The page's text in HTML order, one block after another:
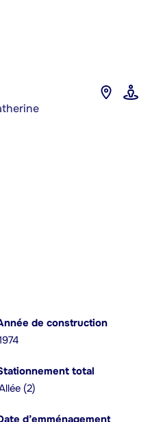
de construction
total
(2)
d’emménagement